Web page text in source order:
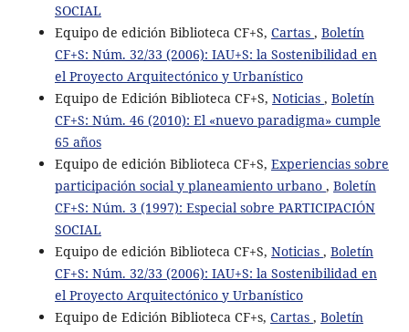
SOCIAL
Equipo de edición Biblioteca CF+S, Cartas , Boletín
CF+S: Núm. 32/33 (2006): IAU+S: la Sostenibilidad en
el Proyecto Arquitectónico y Urbanístico
Equipo de Edición Biblioteca CF+S, Noticias , Boletín
CF+S: Núm. 46 (2010): El «nuevo paradigma» cumple
65 años
Equipo de edición Biblioteca CF+S, Experiencias sobre
participación social y planeamiento urbano , Boletín
CF+S: Núm. 3 (1997): Especial sobre PARTICIPACIÓN
SOCIAL
Equipo de edición Biblioteca CF+S, Noticias , Boletín
CF+S: Núm. 32/33 (2006): IAU+S: la Sostenibilidad en
el Proyecto Arquitectónico y Urbanístico
Equipo de Edición Biblioteca CF+s, Cartas , Boletín